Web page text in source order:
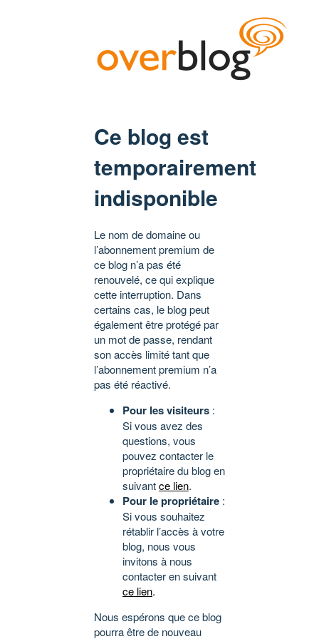
Ce blog est
temporairement
indisponible
Le nom de domaine ou
l’abonnement premium de
ce blog n’a pas été
renouvelé, ce qui explique
cette interruption. Dans
certains cas, le blog peut
également être protégé par
un mot de passe, rendant
son accès limité tant que
l’abonnement premium n’a
pas été réactivé.
Pour les visiteurs :
Si vous avez des
questions, vous
pouvez contacter le
propriétaire du blog en
suivantce lien.
Pour le propriétaire :
Si vous souhaitez
rétablir l’accès à votre
blog, nous vous
invitons à nous
contacter en suivant
ce lien.
Nous espérons que ce blog
pourra être de nouveau